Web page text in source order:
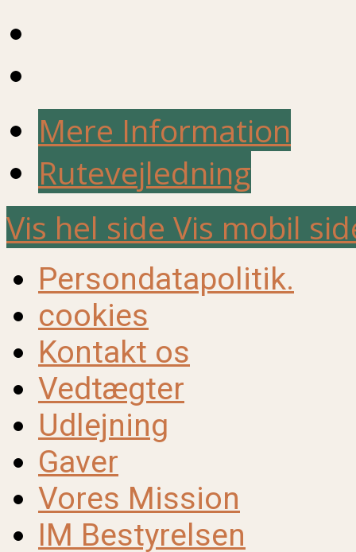
Mere Information
Rutevejledning
Vis hel side Vis mobil
Persondatapolitik.
cookies
Kontakt os
Vedtægter
Udlejning
Gaver
Vores Mission
IM Bestyrelsen